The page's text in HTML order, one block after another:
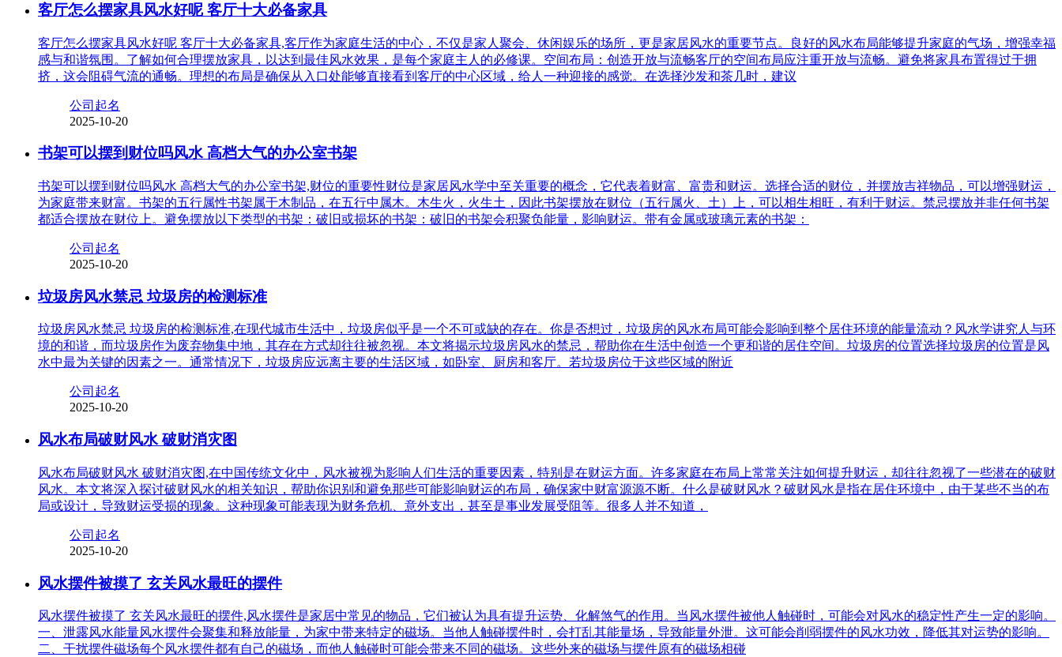
客厅怎么摆家具风水好呢 客厅十大必备家具
客厅怎么摆家具风水好呢 客厅十大必备家具,客厅作为家庭生活的中心，不仅是家人聚会、休闲娱乐的场所，更是家居风水的重要节点。良好的风水布局能够提升家庭的气场，增强幸福
感与和谐氛围。了解如何合理摆放家具，以达到最佳风水效果，是每个家庭主人的必修课。空间布局：创造开放与流畅客厅的空间布局应注重开放与流畅。避免将家具布置得过于拥
挤，这会阻碍气流的通畅。理想的布局是确保从入口处能够直接看到客厅的中心区域，给人一种迎接的感觉。在选择沙发和茶几时，建议
公司起名
2025-10-20
书架可以摆到财位吗风水 高档大气的办公室书架
书架可以摆到财位吗风水 高档大气的办公室书架,财位的重要性财位是家居风水学中至关重要的概念，它代表着财富、富贵和财运。选择合适的财位，并摆放吉祥物品，可以增强财运，
为家庭带来财富。书架的五行属性书架属于木制品，在五行中属木。木生火，火生土，因此书架摆放在财位（五行属火、土）上，可以相生相旺，有利于财运。禁忌摆放并非任何书架
都适合摆放在财位上。避免摆放以下类型的书架：破旧或损坏的书架：破旧的书架会积聚负能量，影响财运。带有金属或玻璃元素的书架：
公司起名
2025-10-20
垃圾房风水禁忌 垃圾房的检测标准
垃圾房风水禁忌 垃圾房的检测标准,在现代城市生活中，垃圾房似乎是一个不可或缺的存在。你是否想过，垃圾房的风水布局可能会影响到整个居住环境的能量流动？风水学讲究人与环
境的和谐，而垃圾房作为废弃物集中地，其存在方式却往往被忽视。本文将揭示垃圾房风水的禁忌，帮助你在生活中创造一个更和谐的居住空间。垃圾房的位置选择垃圾房的位置是风
水中最为关键的因素之一。通常情况下，垃圾房应远离主要的生活区域，如卧室、厨房和客厅。若垃圾房位于这些区域的附近
公司起名
2025-10-20
风水布局破财风水 破财消灾图
风水布局破财风水 破财消灾图,在中国传统文化中，风水被视为影响人们生活的重要因素，特别是在财运方面。许多家庭在布局上常常关注如何提升财运，却往往忽视了一些潜在的破财
风水。本文将深入探讨破财风水的相关知识，帮助你识别和避免那些可能影响财运的布局，确保家中财富源源不断。什么是破财风水？破财风水是指在居住环境中，由于某些不当的布
局或设计，导致财运受损的现象。这种现象可能表现为财务危机、意外支出，甚至是事业发展受阻等。很多人并不知道，
公司起名
2025-10-20
风水摆件被摸了 玄关风水最旺的摆件
风水摆件被摸了 玄关风水最旺的摆件,风水摆件是家居中常见的物品，它们被认为具有提升运势、化解煞气的作用。当风水摆件被他人触碰时，可能会对风水的稳定性产生一定的影响。
一、泄露风水能量风水摆件会聚集和释放能量，为家中带来特定的磁场。当他人触碰摆件时，会打乱其能量场，导致能量外泄。这可能会削弱摆件的风水功效，降低其对运势的影响。
二、干扰摆件磁场每个风水摆件都有自己的磁场，而他人触碰时可能会带来不同的磁场。这些外来的磁场与摆件原有的磁场相碰